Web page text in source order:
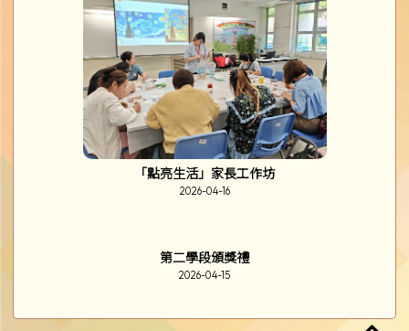
「點亮生活」家長工作坊
2026-04-16